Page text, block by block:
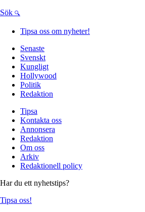
Sök
Tipsa oss om nyheter!
Senaste
Svenskt
Kungligt
Hollywood
Politik
Redaktion
Tipsa
Kontakta oss
Annonsera
Redaktion
Om oss
Arkiv
Redaktionell policy
Har du ett nyhetstips?
Tipsa oss!